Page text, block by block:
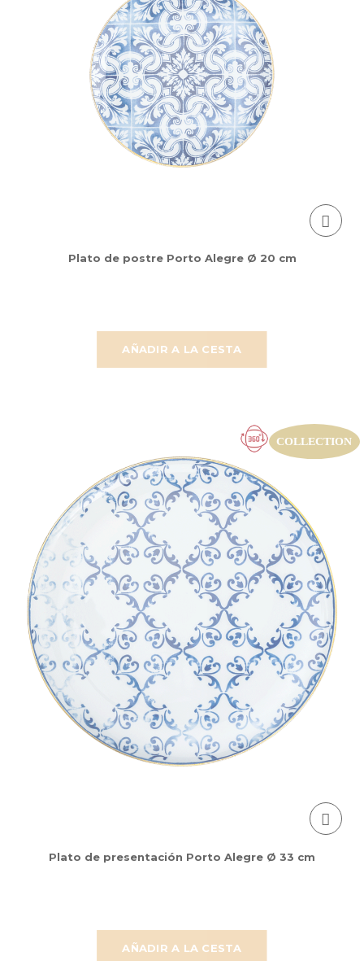
AÑADIR A LA CESTA
Plato de postre Porto Alegre Ø 20 cm
AÑADIR A LA CESTA
Plato de presentación Porto Alegre Ø 33 cm